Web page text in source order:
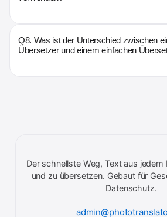
Q8. Was ist der Unterschied zwischen
Übersetzer und einem einfachen
Der schnellste Weg, Text aus jedem
und zu übersetzen. Gebaut für
Datenschutz.